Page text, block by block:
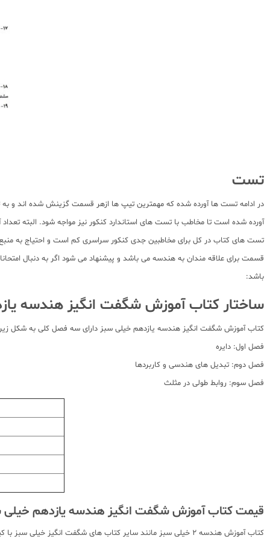
تست
در ادامه تست ها آورده شده که مهمترین تیپ ها ازهر قسمت گزینش شده اند و
آورده شده است تا مخاطب با تست های استاندارد کنکور نیز مواجه شود. البته
تست های کتاب در کل برای مخاطبین جدی کنکور سراسری کم است و احتیاج به
قسمت برای علاقه مندان به هندسه می باشد و پیشنهاد می شود اگر به دنبال
باشد:
ساختار کتاب آموزش شگفت انگیز هندسه
کتاب آموزش شگفت انگیز هندسه یازدهم خیلی سبز دارای سه فصل کلی به شکل
فصل اول: دایره
فصل دوم: تبدیل های هندسی و کاربردها
فصل سوم: روابط طولی در مثلث
قیمت کتاب آموزش شگفت انگیز هندسه یازدهم خیلی
کتاب آموزش هندسه 2 خیلی سبز مانند سایر کتاب های شگفت